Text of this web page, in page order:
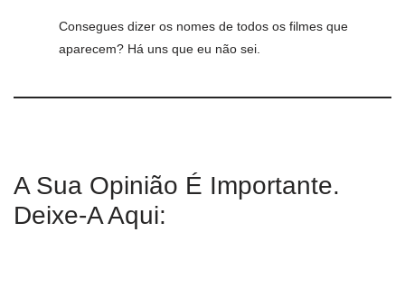
Consegues dizer os nomes de todos os filmes que
aparecem? Há uns que eu não sei.
A Sua Opinião É Importante.
Deixe-A Aqui: